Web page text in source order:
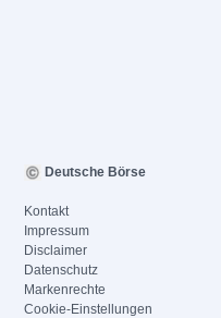
Deutsche Börse
Kontakt
Impressum
Disclaimer
Datenschutz
Markenrechte
Cookie-Einstellungen